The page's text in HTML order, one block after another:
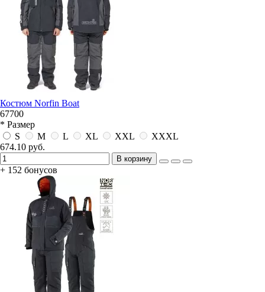
Костюм Norfin Boat
67700
* Размер
S
M L XL XXL
XXXL
674.10 руб.
В корзину
+ 152 бонусов